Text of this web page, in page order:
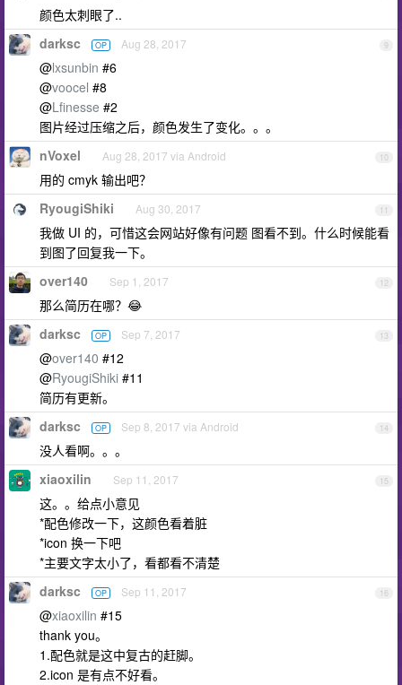
颜色太刺眼了..
9
darksc OP Aug 28, 2017
@lxsunbin #6
@voocel #8
@Lfinesse #2
图片经过压缩之后，颜色发生了变化。。。
10
nVoxel Aug 28, 2017 via Android
用的 cmyk 输出吧？
11
RyougiShiki Aug 30, 2017
我做 UI 的，可惜这会网站好像有问题 图看不到。什么时候能看
到图了回复我一下。
12
over140 Sep 1, 2017
那么简历在哪？😂
13
darksc OP Sep 7, 2017
@over140 #12
@RyougiShiki #11
简历有更新。
14
darksc OP Sep 8, 2017 via Android
没人看啊。。。
15
xiaoxilin Sep 11, 2017
这。。给点小意见
*配色修改一下，这颜色看着脏
*icon 换一下吧
*主要文字太小了，看都看不清楚
16
darksc OP Sep 11, 2017
@xiaoxilin #15
thank you。
1.配色就是这中复古的赶脚。
2.icon 是有点不好看。